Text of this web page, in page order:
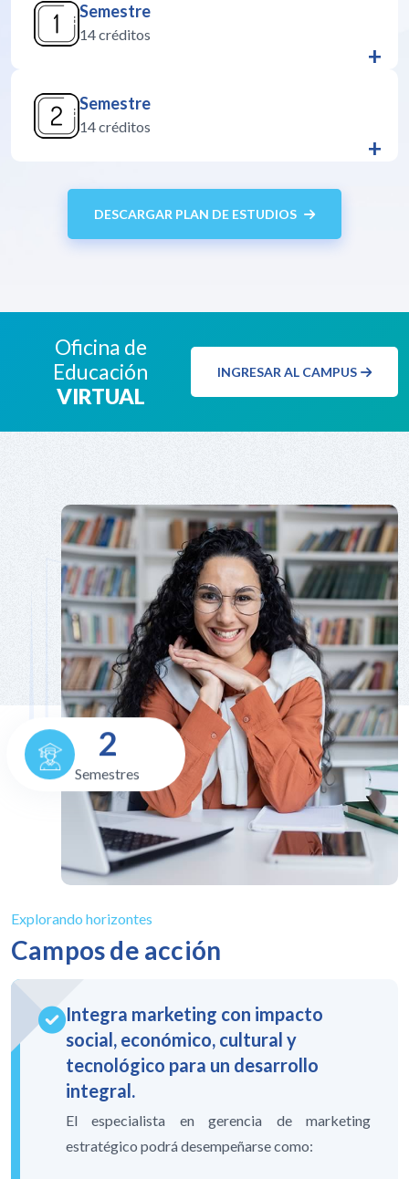
Semestre
14 créditos
+
Semestre
14 créditos
+
DESCARGAR PLAN DE ESTUDIOS
Oficina de
Educación
VIRTUAL
INGRESAR AL CAMPUS
2
Explorando horizontes
Campos de acción
Integra marketing con impacto
social, económico, cultural y
tecnológico para un desarrollo
integral.
El especialista en gerencia de marketing
estratégico podrá desempeñarse como: